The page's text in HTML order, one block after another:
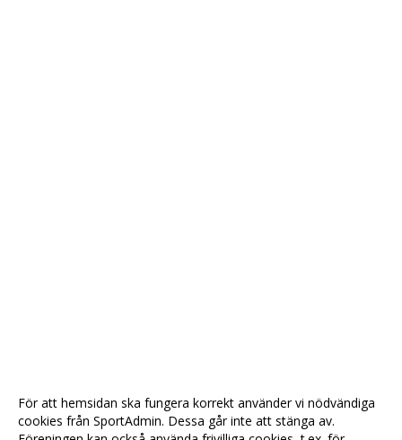
För att hemsidan ska fungera korrekt använder vi nödvändiga
cookies från SportAdmin. Dessa går inte att stänga av.